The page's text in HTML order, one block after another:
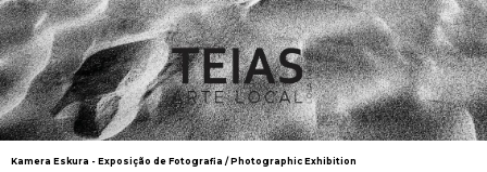
Kamera Eskura - Exposição de Fotografia / Photographic Exhibition